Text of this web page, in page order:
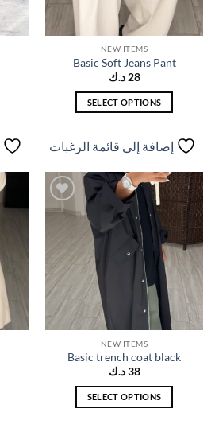
صفحة
المنتج
NEW ITEMS
Basic Soft Jeans Pant
28 د.ك
SELECT OPTIONS
من
الأشكال
المختلفة
لهذا
المنتج.
يمكن
الخيارات
صفحة
المنتج
إضافة إلى قائمة الرغبات
إضافة
NEW ITEMS
Basic trench coat black
38 د.ك
SELECT OPTIONS